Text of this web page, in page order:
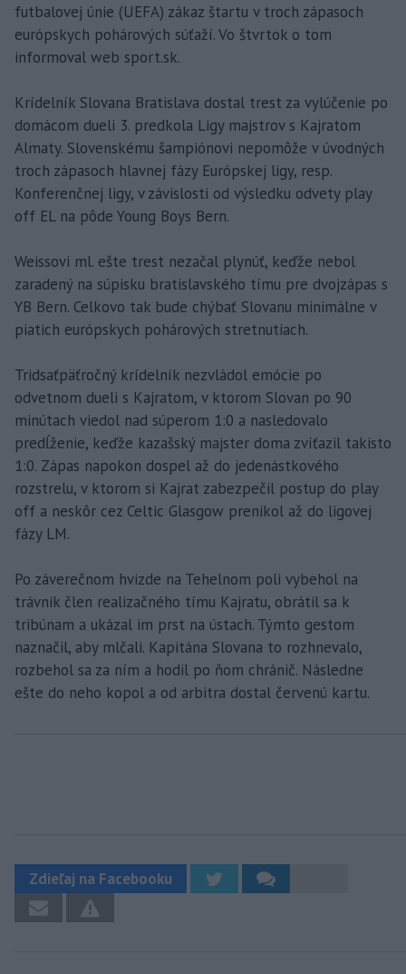
futbalovej únie (UEFA) zákaz štartu v troch zápasoch
európskych pohárových súťaží. Vo štvrtok o tom
informoval web sport.sk.
Krídelník Slovana Bratislava dostal trest za vylúčenie po
domácom dueli 3. predkola Ligy majstrov s Kajratom
Almaty. Slovenskému šampiónovi nepomôže v úvodných
troch zápasoch hlavnej fázy Európskej ligy, resp.
Konferenčnej ligy, v závislosti od výsledku odvety play
off EL na pôde Young Boys Bern.
Weissovi ml. ešte trest nezačal plynúť, keďže nebol
zaradený na súpisku bratislavského tímu pre dvojzápas s
YB Bern. Celkovo tak bude chýbať Slovanu minimálne v
piatich európskych pohárových stretnutiach.
Tridsaťpäťročný krídelník nezvládol emócie po
odvetnom dueli s Kajratom, v ktorom Slovan po 90
minútach viedol nad súperom 1:0 a nasledovalo
predĺženie, keďže kazašský majster doma zvíťazil takisto
1:0. Zápas napokon dospel až do jedenástkového
rozstrelu, v ktorom si Kajrat zabezpečil postup do play
off a neskôr cez Celtic Glasgow prenikol až do ligovej
fázy LM.
Po záverečnom hvizde na Tehelnom poli vybehol na
trávnik člen realizačného tímu Kajratu, obrátil sa k
tribúnam a ukázal im prst na ústach. Týmto gestom
naznačil, aby mlčali. Kapitána Slovana to rozhnevalo,
rozbehol sa za ním a hodil po ňom chránič. Následne
ešte do neho kopol a od arbitra dostal červenú kartu.
Zdieľaj na Facebooku